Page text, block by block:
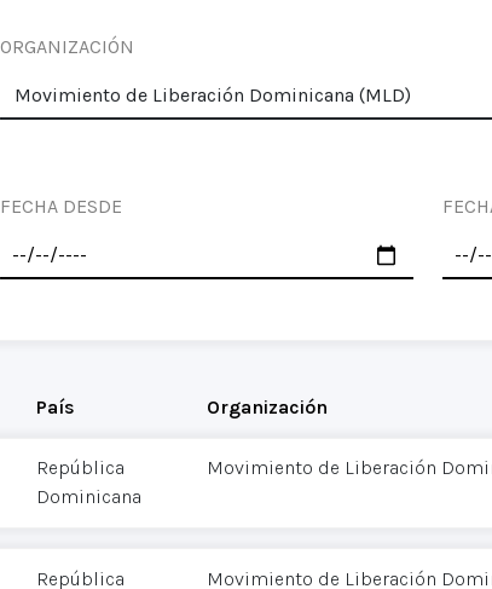
ORGANIZACIÓN
FECHA DESDE
País Organización
República
Dominicana
Movimiento de Liberación
República Movimiento de Liberación